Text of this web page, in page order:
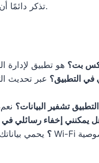
تذكر دائمًا أن الأمان هو مسؤولية مشتركة تتطلب وعيًا واهتمامًا دائمًا.
بت؟
في التطبيق؟ عبر تحديث
تشفير البيانات؟
يمكنني إخفاء رسائلي في
ما هي أهمية استخدام VPN؟